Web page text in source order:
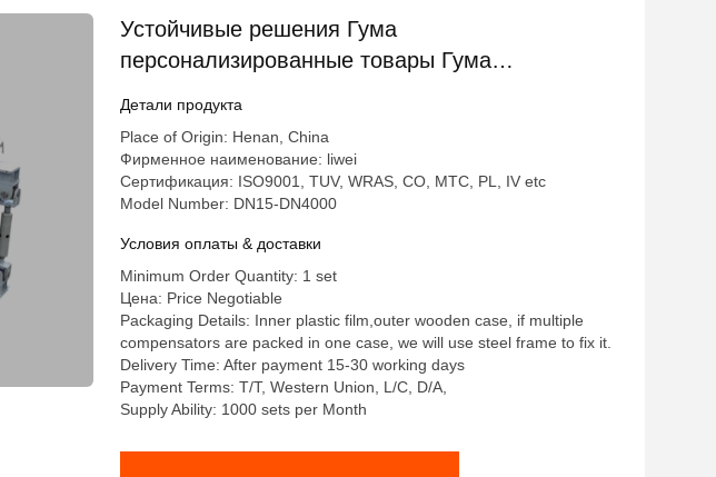
Устойчивые решения Гума
персонализированные товары Гума
Детали продукта
Place of Origin: Henan, China
Фирменное наименование: liwei
Сертификация: ISO9001, TUV, WRAS, CO, MTC, PL, IV etc
Model Number: DN15-DN4000
Условия оплаты & доставки
Minimum Order Quantity: 1 set
Цена: Price Negotiable
Packaging Details: Inner plastic film,outer wooden case, if multiple
compensators are packed in one case, we will use steel frame to fix it.
Delivery Time: After payment 15-30 working days
Payment Terms: T/T, Western Union, L/C, D/A,
Supply Ability: 1000 sets per Month